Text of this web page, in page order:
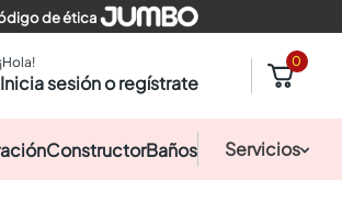
de ética
¡Hola!
Inicia sesión o regístrate
0
ConstructorBaños Servicios